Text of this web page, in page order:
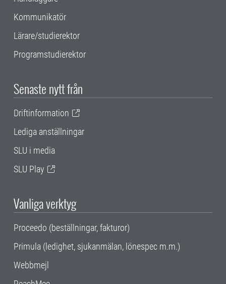
Kommunikatör
Lärare/studierektor
Programstudierektor
Senaste nytt från
Driftinformation
Lediga anställningar
SLU i media
SLU Play
Vanliga verktyg
Proceedo (beställningar, fakturor)
Primula (ledighet, sjukanmälan, lönespec m.m.)
Webbmejl